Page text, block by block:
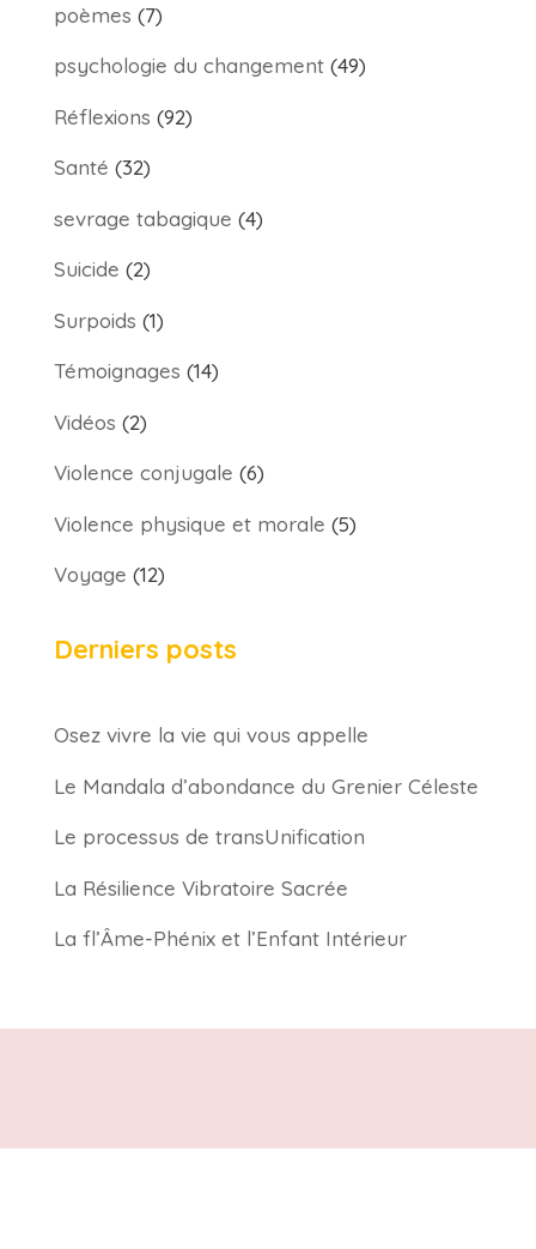
poèmes (7)
psychologie du changement(49)
Réflexions (92)
Santé (32)
sevrage tabagique (4)
Suicide (2)
Surpoids (1)
Témoignages (14)
Vidéos (2)
Violence conjugale (6)
Violence physique et morale (5)
Voyage (12)
Derniers posts
Osez vivre la vie qui vous appelle
Le Mandala d’abondance du Grenier Céleste
Le processus de transUnification
La Résilience Vibratoire Sacrée
La fl’Âme-Phénix et l’Enfant Intérieur